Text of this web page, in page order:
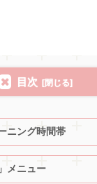
目次
ニング時間帯
メニュー